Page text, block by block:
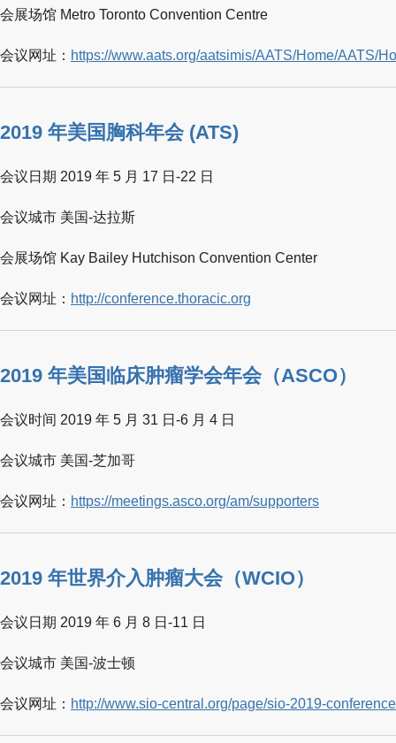
会展场馆 Metro Toronto Convention Centre
会议网址： https://www.aats.org/aatsimis/AATS/Home/AATS/
2019 年美国胸科年会 (ATS)
会议日期 2019 年 5 月 17 日-22 日
会议城市 美国-达拉斯
会展场馆 Kay Bailey Hutchison Convention Center
会议网址： http://conference.thoracic.org
2019 年美国临床肿瘤学会年会（ASCO）
会议时间 2019 年 5 月 31 日-6 月 4 日
会议城市 美国-芝加哥
会议网址： https://meetings.asco.org/am/supporters
2019 年世界介入肿瘤大会（WCIO）
会议日期 2019 年 6 月 8 日-11 日
会议城市 美国-波士顿
会议网址： http://www.sio-central.org/page/sio-2019-conference